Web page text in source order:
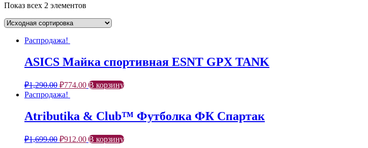
Показ всех 2 элементов
Распродажа!
ASICS Майка спортивная ESNT GPX TANK
₽1,290.00 ₽774.00 В корзину
Распродажа!
Atributika & Club™ Футболка ФК Спартак
₽1,699.00 ₽912.00 В корзину